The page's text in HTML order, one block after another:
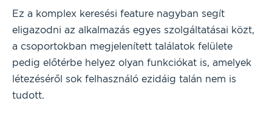
Ez a komplex keresési feature nagyban segít
eligazodni az alkalmazás egyes szolgáltatásai közt,
a csoportokban megjelenített találatok felülete
pedig előtérbe helyez olyan funkciókat is, amelyek
létezéséről sok felhasználó ezidáig talán nem is
tudott.